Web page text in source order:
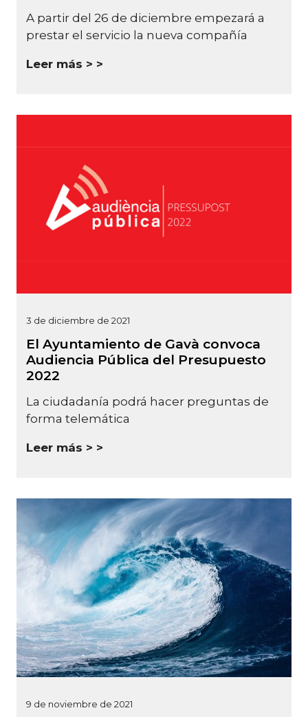
A partir del 26 de diciembre empezará a
prestar el servicio la nueva compañía
Leer más >
3 de diciembre de 2021
El Ayuntamiento de Gavà convoca
Audiencia Pública del Presupuesto
2022
La ciudadanía podrá hacer preguntas de
forma telemática
Leer más >
9 de noviembre de 2021